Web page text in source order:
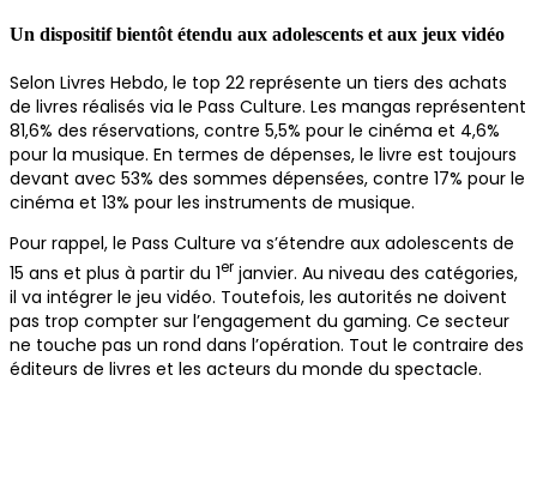
Un dispositif bientôt étendu aux adolescents et aux jeux vidéo
Selon Livres Hebdo, le top 22 représente un tiers des achats
de livres réalisés via le Pass Culture. Les mangas représentent
81,6% des réservations, contre 5,5% pour le cinéma et 4,6%
pour la musique. En termes de dépenses, le livre est toujours
devant avec 53% des sommes dépensées, contre 17% pour le
cinéma et 13% pour les instruments de musique.
Pour rappel, le Pass Culture va s’étendre aux adolescents de
15 ans et plus à partir du 1er janvier. Au niveau des catégories,
il va intégrer le jeu vidéo. Toutefois, les autorités ne doivent
pas trop compter sur l’engagement du gaming. Ce secteur
ne touche pas un rond dans l’opération. Tout le contraire des
éditeurs de livres et les acteurs du monde du spectacle.